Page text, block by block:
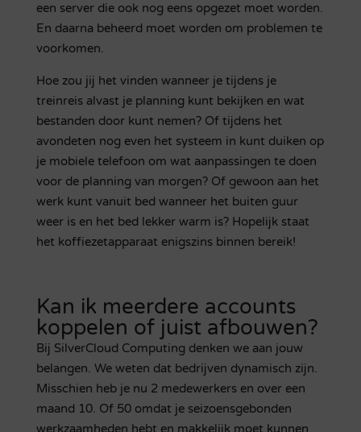
een server die ook nog eens opgezet moet worden.
En daarna beheerd moet worden om problemen te
voorkomen.
Hoe zou jij het vinden wanneer je tijdens je
treinreis alvast je planning kunt bekijken en wat
bestanden door kunt nemen? Of tijdens het
avondeten nog even het systeem in kunt duiken op
je mobiele telefoon om wat aanpassingen te doen
voor de planning van morgen? Of gewoon aan het
werk kunt vanuit bed wanneer het buiten guur
weer is en het bed lekker warm is? Hopelijk staat
het koffiezetapparaat enigszins binnen bereik!
Kan ik meerdere accounts
koppelen of juist afbouwen?
Bij SilverCloud Computing denken we aan jouw
belangen. We weten dat bedrijven dynamisch zijn.
Misschien heb je nu 2 medewerkers en over een
maand 10. Of 50 omdat je seizoensgebonden
werkzaamheden hebt en makkelijk moet kunnen